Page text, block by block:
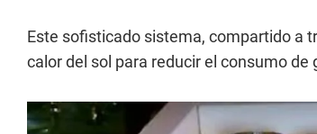
Este sofisticado sistema, compartido a
calor del sol para reducir el consumo de